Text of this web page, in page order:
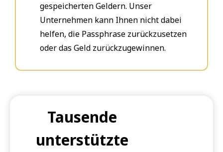
gespeicherten Geldern. Unser
Unternehmen kann Ihnen nicht dabei
helfen, die Passphrase zurückzusetzen
oder das Geld zurückzugewinnen.
Tausende
unterstützte